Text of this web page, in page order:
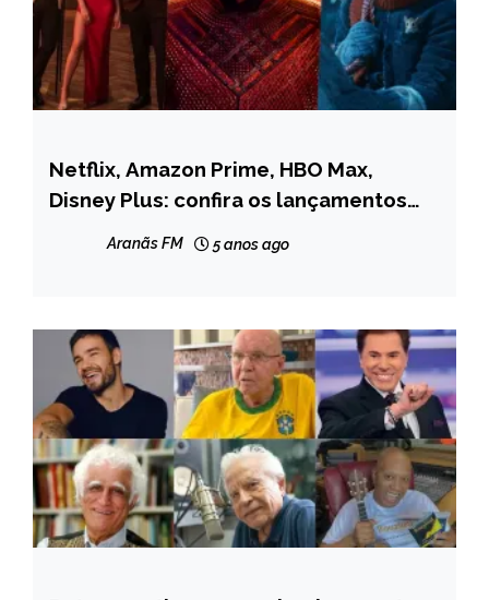
ENTRETENIMENTO
Netflix, Amazon Prime, HBO Max,
Disney Plus: confira os lançamentos
Aranãs FM 5 anos ago